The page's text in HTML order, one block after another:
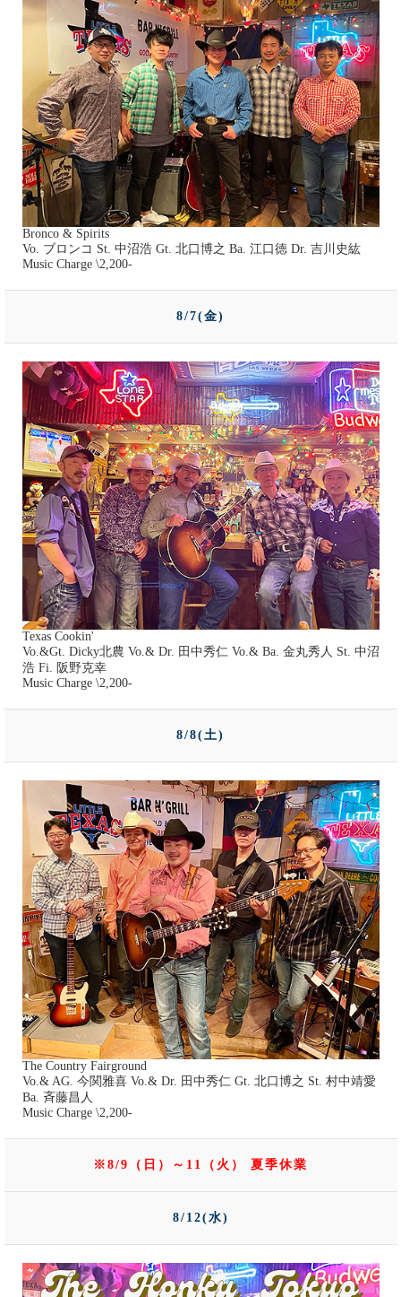
Bronco & Spirits
Vo. ブロンコ St. 中沼浩 Gt. 北口博之 Ba. 江口徳 Dr. 吉川史紘
Music Charge \2,200-
8/7(金)
Texas Cookin'
Vo.&Gt. Dicky北農 Vo.& Dr. 田中秀仁 Vo.& Ba. 金丸秀人 St. 中沼
浩 Fi. 阪野克幸
Music Charge \2,200-
8/8(土)
The Country Fairground
Vo.& AG. 今関雅喜 Vo.& Dr. 田中秀仁 Gt. 北口博之 St. 村中靖愛
Ba. 斉藤昌人
Music Charge \2,200-
※8/9（日）～11（火） 夏季休業
8/12(水)